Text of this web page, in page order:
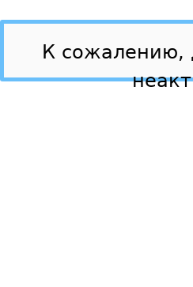
К сожалению,